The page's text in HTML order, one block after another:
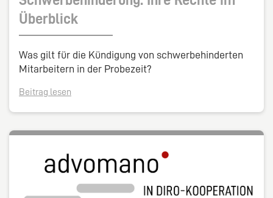
Überblick
Was gilt für die Kündigung von schwerbehinderten
Mitarbeitern in der Probezeit?
Beitrag lesen